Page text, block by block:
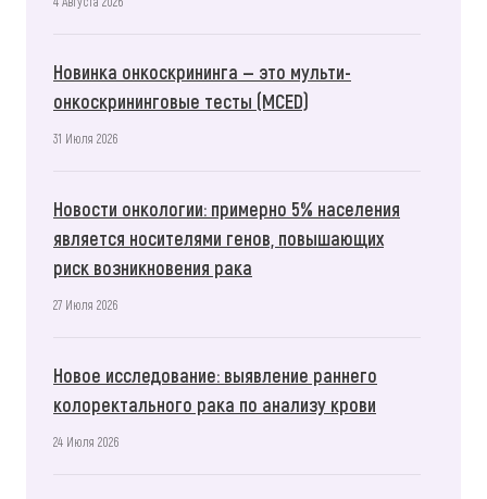
Новинка онкоскрининга — это мульти-
онкоскрининговые тесты (MCED)
31 Июля 2026
Новости онкологии: примерно 5% населения
является носителями генов, повышающих
риск возникновения рака
27 Июля 2026
Новое исследование: выявление раннего
колоректального рака по анализу крови
24 Июля 2026